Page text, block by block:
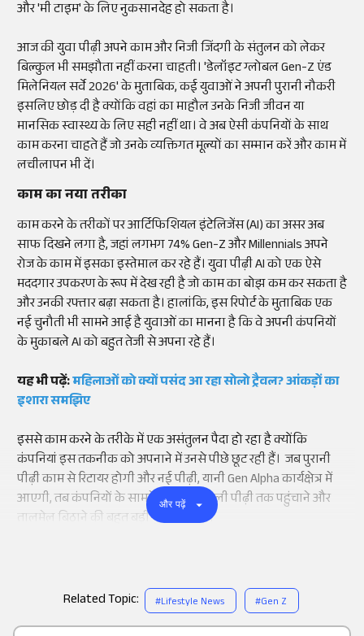
Add as a
और 'मी टाइम' के लिए नुकसानदेह हो सकता है।
आज की युवा पीढ़ी अपने काम और निजी जिंदगी के संतुलन को लेकर
बिल्कुल भी समझौता नहीं करना चाहती। 'डेलॉइट ग्लोबल Gen-Z एंड
मिलेनियल सर्वे 2026' के मुताबिक, कई युवाओं ने अपनी पुरानी नौकरी
इसलिए छोड़ दी है क्योंकि वहां का माहौल उनके निजी जीवन या
मानसिक स्वास्थ्य के लिए सही नहीं था। वे अब ऐसी कंपनियों के साथ
काम करना चाहते हैं जो उनके व्यक्तिगत मूल्यों का सम्मान करें और काम में
लचीलापन भी दें।
काम का नया तरीका
काम करने के तरीकों पर आर्टिफिशियल इंटेलिजेंस (AI) का असर अब
साफ दिखने लगा है, जहां लगभग 74% Gen-Z और Millennials अपने
रोज के काम में इसका इस्तेमाल कर रहे हैं। युवा पीढ़ी AI को एक ऐसे
मददगार उपकरण के रूप में देख रही है जो काम का बोझ कम कर सकता है
और उनकी रफ्तार बढ़ा सकता है। हालांकि, इस रिपोर्ट के मुताबिक एक
नई चुनौती भी सामने आई है युवाओं का मानना है कि वे अपनी कंपनियों
के मुकाबले AI को बहुत तेजी से अपना रहे हैं।
यह भी पढ़ें:महिलाओं को क्यों पसंद आ रहा सोलो ट्रैवल? आंकड़ों का
इशारा समझिए
इससे काम करने के तरीके में एक असंतुलन पैदा हो रहा है क्योंकि
कंपनियां इस तकनीक को अपनाने में उनसे पीछे छूट रही हैं। जब पुरानी
पीढ़ी काम से रिटायर होगी और नई पीढ़ी, यानी Gen Alpha कार्यक्षेत्र में
आएगी, तब कंपनियों के सामने ज्ञान को अगली पीढ़ी तक पहुंचाने और
तालमेल बिठाने की बहुत बड़ी चुनौती होगी।
और पढ़ें
Related Topic: #Lifestyle News #Gen Z